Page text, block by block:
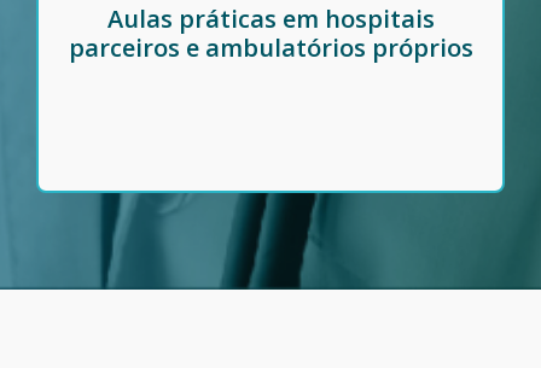
Aulas práticas em hospitais
parceiros e ambulatórios próprios